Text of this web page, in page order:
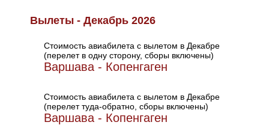
Вылеты - Декабрь 2026
Стоимость авиабилета с вылетом в Декабре
(перелет в одну сторону, сборы включены)
Варшава - Копенгаген
Стоимость авиабилета с вылетом в Декабре
(перелет туда-обратно, сборы включены)
Варшава - Копенгаген